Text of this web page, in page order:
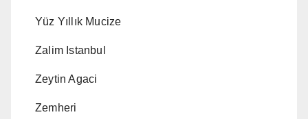
Yüz Yıllık Mucize
Zalim Istanbul
Zeytin Agaci
Zemheri